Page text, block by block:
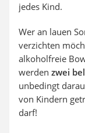
jedes Kind.
Wer an lauen
verzichten
alkoholfreie
werden zwei
unbedingt
von Kindern
darf!